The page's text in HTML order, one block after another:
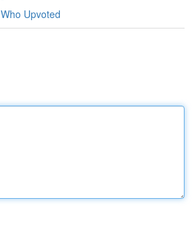
Who Upvoted